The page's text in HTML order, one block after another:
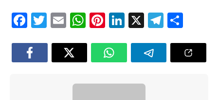
Fa
ce
b
o
T
wi
tt
er
E
m
ail
W
h
at
sA
p
Pi
nt
er
es
t
Li
nk
e
dI
n
X Te
le
gr
a
e